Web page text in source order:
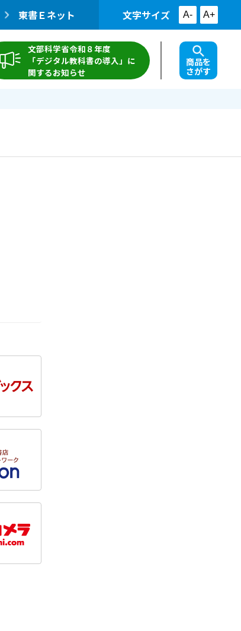
東書Ｅネット 文字サイズ A- A+
文部科学省令和８年度
「デジタル教科書の導入」に
関するお知らせ
商品を
さがす